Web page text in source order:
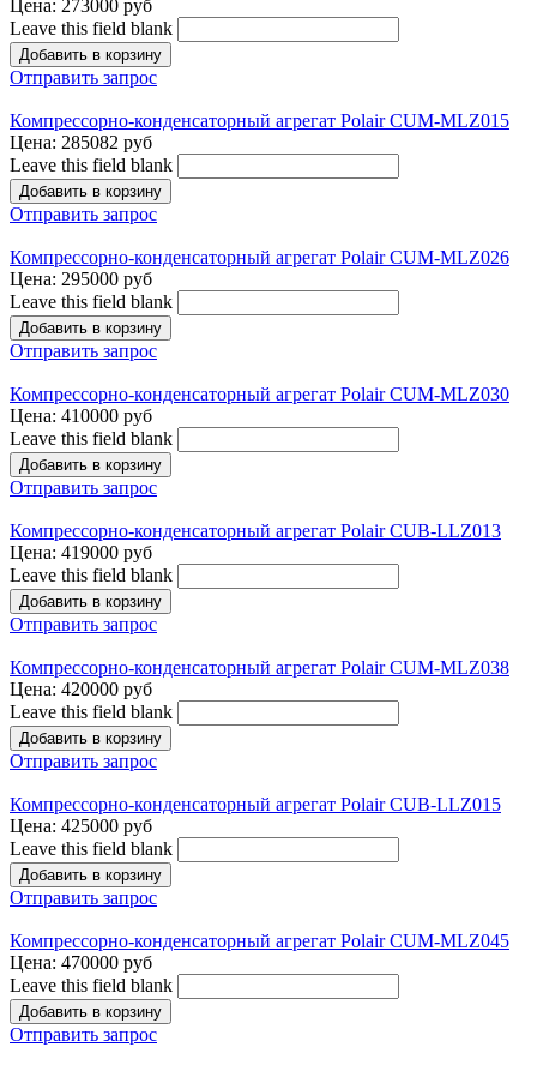
Цена: 273000 руб
Leave this field blank
Отправить запрос
Компрессорно-конденсаторный агрегат Polair CUM-MLZ015
Цена: 285082 руб
Leave this field blank
Отправить запрос
Компрессорно-конденсаторный агрегат Polair CUM-MLZ026
Цена: 295000 руб
Leave this field blank
Отправить запрос
Компрессорно-конденсаторный агрегат Polair CUM-MLZ030
Цена: 410000 руб
Leave this field blank
Отправить запрос
Компрессорно-конденсаторный агрегат Polair CUB-LLZ013
Цена: 419000 руб
Leave this field blank
Отправить запрос
Компрессорно-конденсаторный агрегат Polair CUM-MLZ038
Цена: 420000 руб
Leave this field blank
Отправить запрос
Компрессорно-конденсаторный агрегат Polair CUB-LLZ015
Цена: 425000 руб
Leave this field blank
Отправить запрос
Компрессорно-конденсаторный агрегат Polair CUM-MLZ045
Цена: 470000 руб
Leave this field blank
Отправить запрос